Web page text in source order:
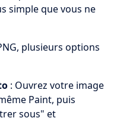
simple que vous ne
plusieurs options
: Ouvrez votre image
Paint, puis
sous" et